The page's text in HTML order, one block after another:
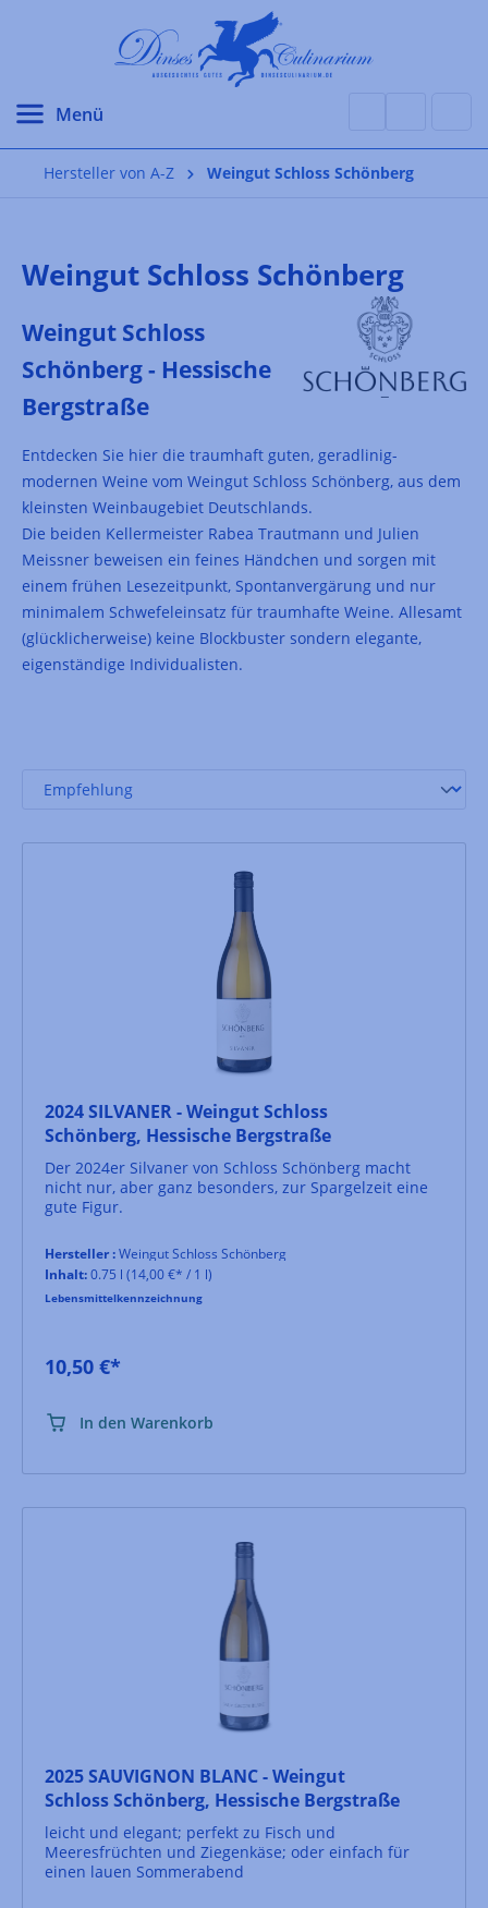
Hersteller von A-Z Weingut Schloss Schönberg
Weingut Schloss Schönberg
Weingut Schloss
Schönberg - Hessische
Bergstraße
Entdecken Sie hier die traumhaft guten, geradlinig-
modernen Weine vom Weingut Schloss Schönberg, aus dem
kleinsten Weinbaugebiet Deutschlands.
Die beiden Kellermeister Rabea Trautmann und Julien
Meissner beweisen ein feines Händchen und sorgen mit
einem frühen Lesezeitpunkt, Spontanvergärung und nur
minimalem Schwefeleinsatz für traumhafte Weine. Allesamt
(glücklicherweise) keine Blockbuster sondern elegante,
eigenständige Individualisten.
2024 SILVANER - Weingut Schloss
Schönberg, Hessische Bergstraße
Der 2024er Silvaner von Schloss Schönberg macht
nicht nur, aber ganz besonders, zur Spargelzeit eine
gute Figur.
Hersteller :Weingut Schloss Schönberg
Inhalt:0.75 l (14,00 €* / 1 l)
Lebensmittelkennzeichnung
10,50 €*
In den Warenkorb
2025 SAUVIGNON BLANC - Weingut
Schloss Schönberg, Hessische Bergstraße
leicht und elegant; perfekt zu Fisch und
Meeresfrüchten und Ziegenkäse; oder einfach für
einen lauen Sommerabend